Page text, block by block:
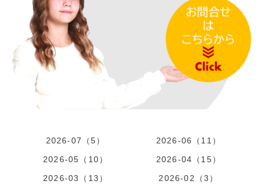
2026-07（5）
2026-06（11）
2026-05（10）
2026-04（15）
2026-03（13）
2026-02（3）